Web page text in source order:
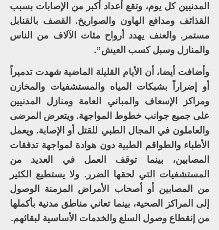
المدنيين كل يوم، وتقع أعداد أكبر من الإصابات بسبب
القذائف ومدافع الهاون والصواريخ. القصف بالقنابل
مستمر. والعنف يهدد أرواح مئات الآلاف من الناس
والمنازل وسبل كسب العيش”.
وأضافت أيضا، أن الأيام القليلة الماضية شهدت تدميراً
أو إضراراً بشبكات المياه والمستشفيات والمخازن
ومراكز الإسعاف والمباني العامة ومنازل المدنيين
على جميع جوانب خطوط المواجهة. ويتعرض المرضى
والعاملون في المجال الطبي للقتل أو الإصابة. ويعمل
الأطباء والطواقم الطبية دون هوادة لمواجهة تدفقات
المصابين، بينما توقف العمل في العديد من
المستشفيات التي لحقها الضرر. ولا يستطيع الكثير
من المصابين أو أصحاب الأمراض المزمنة الوصول
إلى المراكز الصحية، بينما تعاني مناطق مدنية بأكملها
من إنقطاع وصول السلع والخدمات الأساسية لبقائهم.